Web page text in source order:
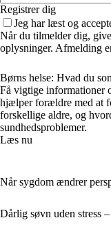
Registrer dig
Jeg har læst og
Når du tilmelder dig,
oplysninger. Afmelding
Børns helse: Hvad du
Få vigtige informationer
hjælper forældre med at
forskellige aldre, og
sundhedsproblemer.
Læs nu
Når sygdom ændrer
Dårlig søvn uden stress